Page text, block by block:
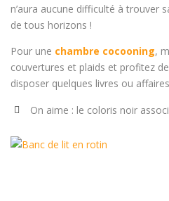
n’aura aucune difficulté à trouver
de tous horizons !
Pour une chambre cocooning,
couvertures et plaids et profitez
disposer quelques livres ou
On aime : le coloris noir